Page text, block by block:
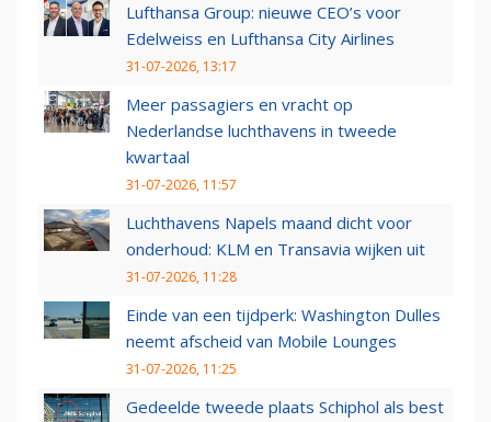
Lufthansa Group: nieuwe CEO’s voor
Edelweiss en Lufthansa City Airlines
31-07-2026, 13:17
Meer passagiers en vracht op
Nederlandse luchthavens in tweede
kwartaal
31-07-2026, 11:57
Luchthavens Napels maand dicht voor
onderhoud: KLM en Transavia wijken uit
31-07-2026, 11:28
Einde van een tijdperk: Washington Dulles
neemt afscheid van Mobile Lounges
31-07-2026, 11:25
Gedeelde tweede plaats Schiphol als best